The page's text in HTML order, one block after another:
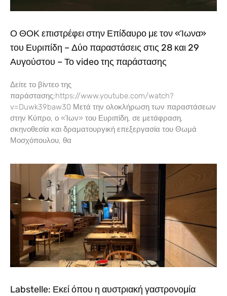
Ο ΘΟΚ επιστρέφει στην Επίδαυρο με τον «Ίωνα»
του Ευριπίδη – Δύο παραστάσεις στις 28 και 29
Αυγούστου – Το video της παράστασης
Δείτε το βίντεο της
παράστασης:https://www.youtube.com/watch?
v=Duwk39baw30 Μετά την ολοκλήρωση των παραστάσεων
στην Κύπρο, ο «Ίων» του Ευριπίδη, σε μετάφραση,
σκηνοθεσία και δραματουργική επεξεργασία του Θωμά
Μοσχόπουλου, θα
Labstelle: Εκεί όπου η αυστριακή γαστρονομία